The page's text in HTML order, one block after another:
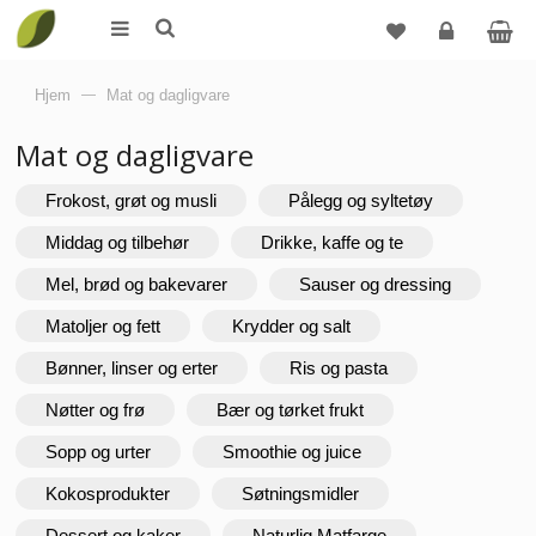
Hjem — Mat og dagligvare
Mat og dagligvare
Frokost, grøt og musli Pålegg og syltetøy
Middag og tilbehør Drikke, kaffe og te
Mel, brød og bakevarer Sauser og dressing
Matoljer og fett Krydder og salt
Bønner, linser og erter Ris og pasta
Nøtter og frø Bær og tørket frukt
Sopp og urter Smoothie og juice
Kokosprodukter Søtningsmidler